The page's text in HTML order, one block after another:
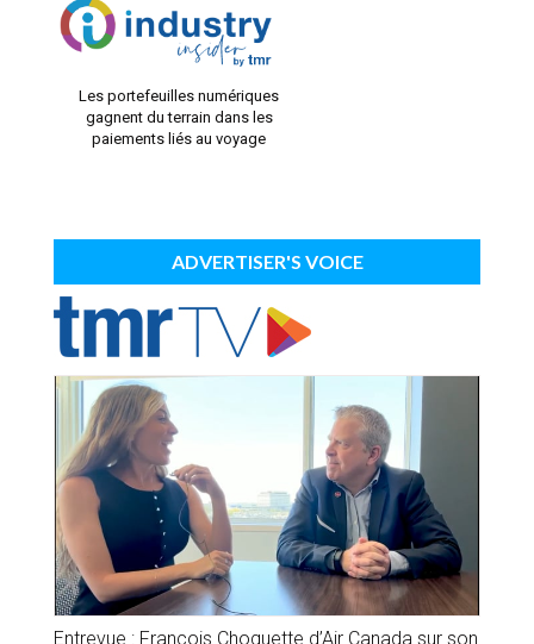
Les portefeuilles numériques
gagnent du terrain dans les
paiements liés au voyage
ADVERTISER'S VOICE
Entrevue : François Choquette d’Air Canada sur son